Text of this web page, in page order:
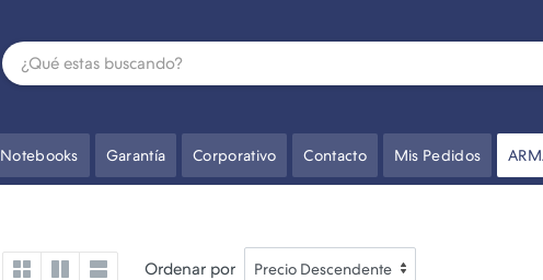
Notebooks Garantía Corporativo Contacto Mis Pedidos
Ordenar por